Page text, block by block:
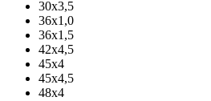
30х3,5
36х1,0
36х1,5
42х4,5
45х4
45х4,5
48х4